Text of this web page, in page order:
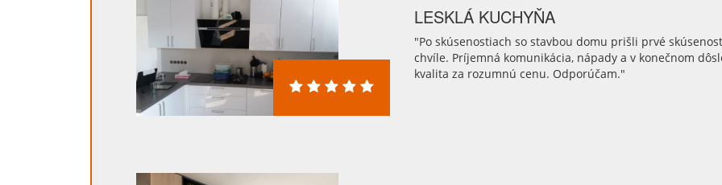
LESKLÁ KUCHYŇA
"Po skúsenostiach so stavbou domu prišli prvé
chvíle. Príjemná komunikácia, nápady a v konečnom
kvalita za rozumnú cenu. Odporúčam."